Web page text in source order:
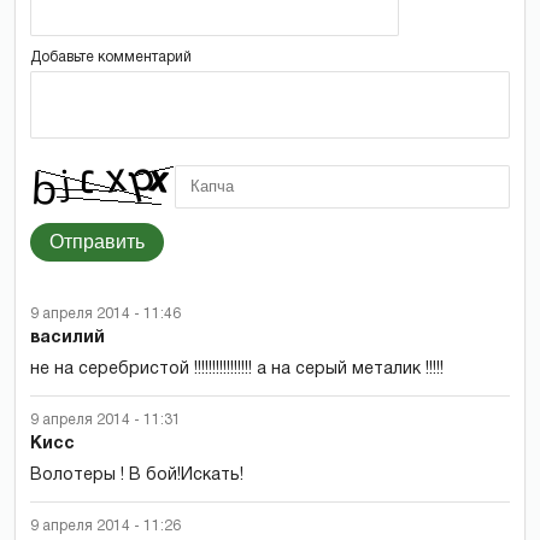
Добавьте комментарий
Отправить
9 апреля 2014 - 11:46
василий
не на серебристой !!!!!!!!!!!!!!!! а на серый металик !!!!!
9 апреля 2014 - 11:31
Кисс
Волотеры ! В бой!Искать!
9 апреля 2014 - 11:26